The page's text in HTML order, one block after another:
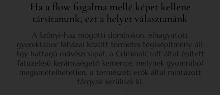
Ha a flow fogalma mellé képet kellene
társítanunk, ezt a helyet választanánk
A Szőnyi-ház mögötti dombokon, elhagyatott
gyerektábor faházai között termetes téglaépítmény áll.
Egy hattagú művészcsapat, a CriminalCraft által épített
fatüzelésű kerámiaégető kemence, melynek gyomrából
megismételhetetlen, a természeti erők által mintázott
tárgyak kerülnek ki.